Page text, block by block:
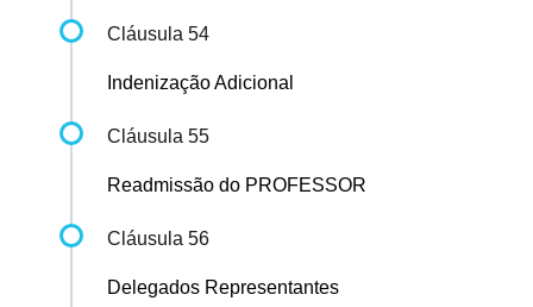
Cláusula 54
Indenização Adicional
Cláusula 55
Readmissão do PROFESSOR
Cláusula 56
Delegados Representantes